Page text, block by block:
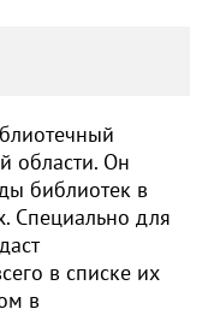
области. Он
библиотек в
Специально для
в списке их
в